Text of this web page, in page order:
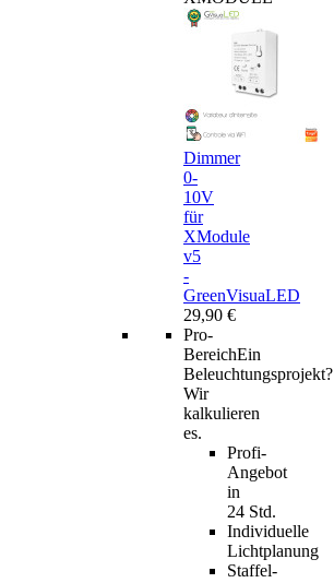
Dimmer
0-
10V
für
XModule
v5
-
GreenVisuaLED
29,90 €
Pro-
BereichEin
Beleuchtungsprojekt?
Wir
kalkulieren
es.
Profi-
Angebot
in
24 Std.
Individuelle
Lichtplanung
Staffel-